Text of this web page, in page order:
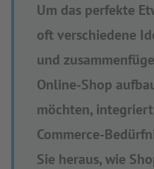
Um das perfekte
oft verschiedene
und
Online-Shop
möchten,
Commerce-
Sie heraus, wie